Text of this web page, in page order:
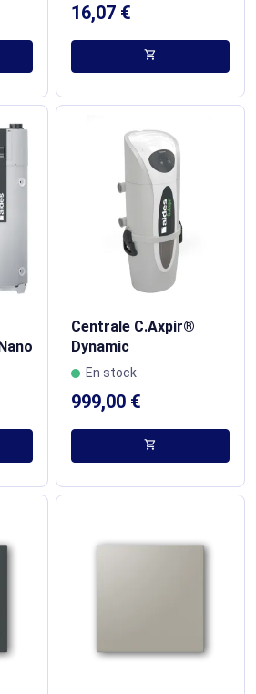
16,07 €
shopping_cart
Centrale C.Axpir®
Dynamic
En stock
999,00 €
shopping_cart